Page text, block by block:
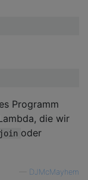
Programm
die wir
oder
DJMcMayhem